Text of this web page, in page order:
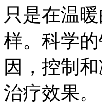
只是在温
样。科学
因，控制
治疗效果。